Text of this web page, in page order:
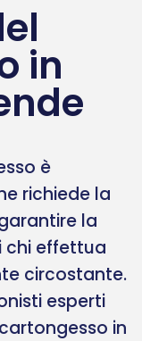
in
è
richiede la
la
chi effettua
circostante.
esperti
in